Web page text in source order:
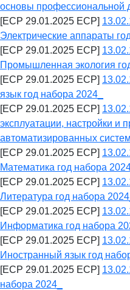
основы профессиональной
[ECP 29.01.2025 ECP]
Электрические аппараты
[ECP 29.01.2025 ECP]
Промышленная экология
[ECP 29.01.2025 ECP]
язык год набора 2024_
[ECP 29.01.2025 ECP]
эксплуатации, настройки и
автоматизированных
[ECP 29.01.2025 ECP]
Математика год набора
[ECP 29.01.2025 ECP]
Литература год набора 2024_
[ECP 29.01.2025 ECP]
Информатика год набора
[ECP 29.01.2025 ECP]
Иностранный язык год
[ECP 29.01.2025 ECP]
набора 2024_